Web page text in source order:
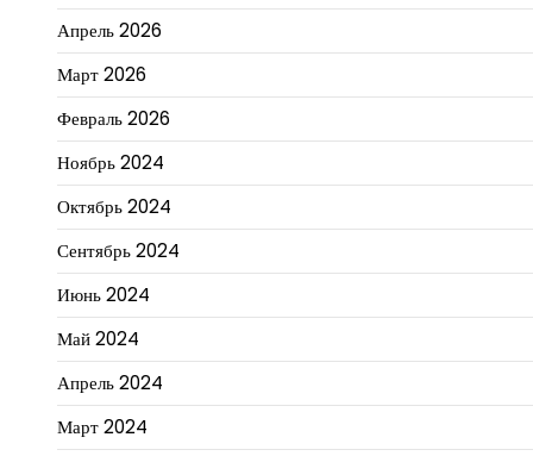
Апрель 2026
Март 2026
Февраль 2026
Ноябрь 2024
Октябрь 2024
Сентябрь 2024
Июнь 2024
Май 2024
Апрель 2024
Март 2024